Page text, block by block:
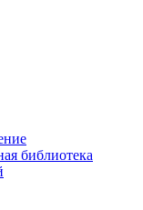
библиотека